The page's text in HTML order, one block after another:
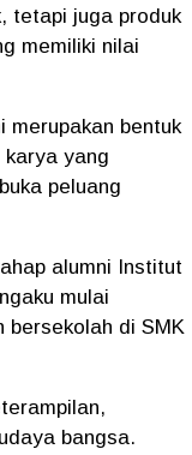
tetapi juga produk
memiliki nilai
merupakan bentuk
karya yang
peluang
alumni Institut
mulai
bersekolah di SMK
bangsa.